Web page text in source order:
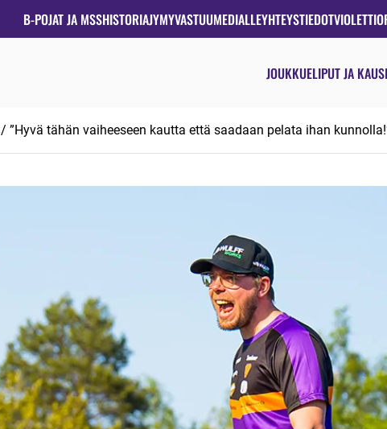
B-POJAT JA MSSHISTORIAJYMYVASTUUMEDIALLEYHTEYSTIEDOT
JOUKKUELIPUT JA
/ ”Hyvä tähän vaiheeseen kautta että saadaan pelata ihan